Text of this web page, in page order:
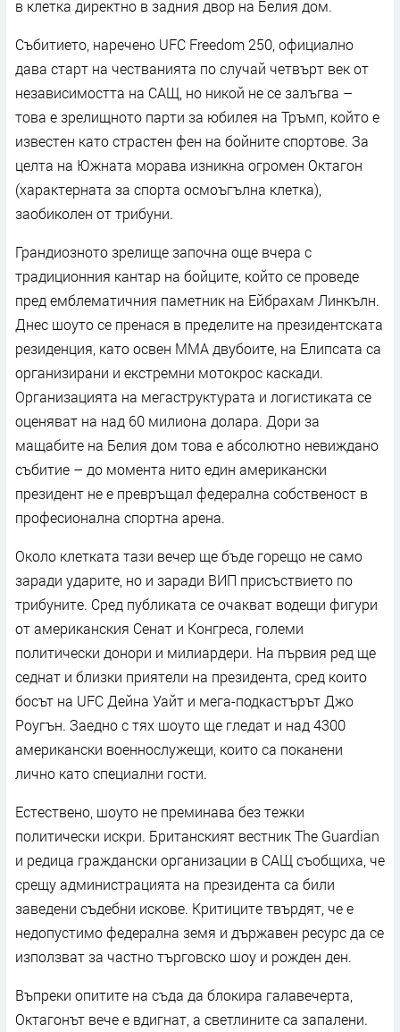
в клетка директно в задния двор на Белия дом.
Събитието, наречено UFC Freedom 250, официално
дава старт на честванията по случай четвърт век от
независимостта на САЩ, но никой не се залъгва –
това е зрелищното парти за юбилея на Тръмп, който е
известен като страстен фен на бойните спортове. За
целта на Южната морава изникна огромен Октагон
(характерната за спорта осмоъгълна клетка),
заобиколен от трибуни.
Грандиозното зрелище започна още вчера с
традиционния кантар на бойците, който се проведе
пред емблематичния паметник на Ейбрахам Линкълн.
Днес шоуто се пренася в пределите на президентската
резиденция, като освен ММА двубоите, на Елипсата са
организирани и екстремни мотокрос каскади.
Организацията на мегаструктурата и логистиката се
оценяват на над 60 милиона долара. Дори за
мащабите на Белия дом това е абсолютно невиждано
събитие – до момента нито един американски
президент не е превръщал федерална собственост в
професионална спортна арена.
Около клетката тази вечер ще бъде горещо не само
заради ударите, но и заради ВИП присъствието по
трибуните. Сред публиката се очакват водещи фигури
от американския Сенат и Конгреса, големи
политически донори и милиардери. На първия ред ще
седнат и близки приятели на президента, сред които
босът на UFC Дейна Уайт и мега-подкастърът Джо
Роугън. Заедно с тях шоуто ще гледат и над 4300
американски военнослужещи, които са поканени
лично като специални гости.
Естествено, шоуто не преминава без тежки
политически искри. Британският вестник The Guardian
и редица граждански организации в САЩ съобщиха, че
срещу администрацията на президента са били
заведени съдебни искове. Критиците твърдят, че е
недопустимо федерална земя и държавен ресурс да се
използват за частно търговско шоу и рожден ден.
Въпреки опитите на съда да блокира галавечерта,
Октагонът вече е вдигнат, а светлините са запалени.